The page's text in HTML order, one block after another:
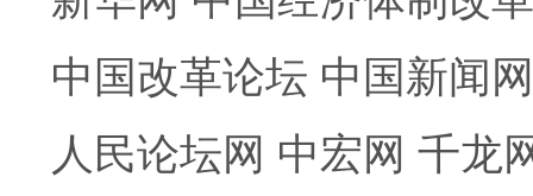
中国改革论坛 中国新闻网
人民论坛网 中宏网 千龙